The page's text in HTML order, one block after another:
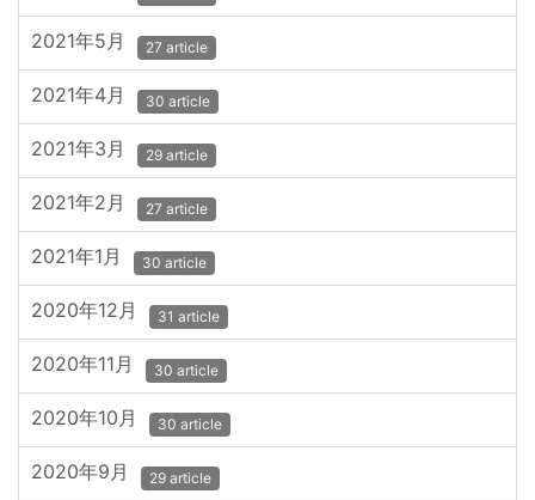
2021年5月 27 article
2021年4月 30 article
2021年3月 29 article
2021年2月 27 article
2021年1月 30 article
2020年12月 31 article
2020年11月 30 article
2020年10月 30 article
2020年9月 29 article